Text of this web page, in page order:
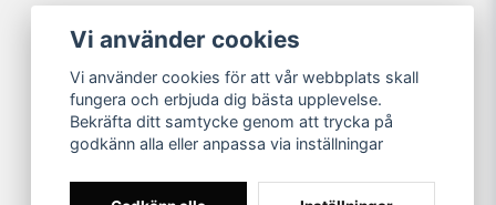
Vi använder cookies
Vi använder cookies för att vår webbplats skall
fungera och erbjuda dig bästa upplevelse.
Bekräfta ditt samtycke genom att trycka på
godkänn alla eller anpassa via inställningar